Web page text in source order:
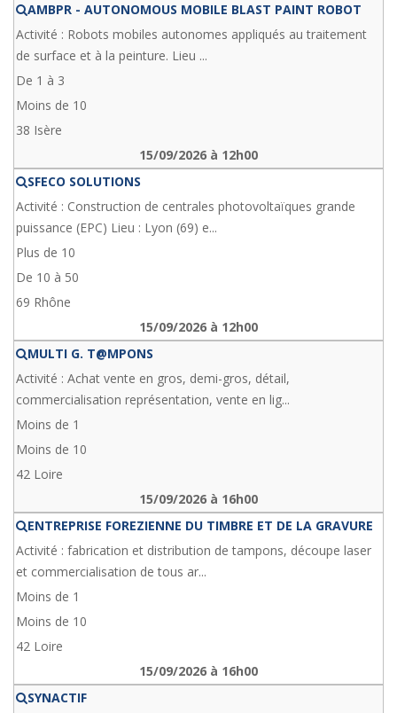
AMBPR - AUTONOMOUS MOBILE BLAST PAINT ROBOT
Activité : Robots mobiles autonomes appliqués au traitement
de surface et à la peinture. Lieu ...
De 1 à 3
Moins de 10
38 Isère
15/09/2026 à 12h00
SFECO SOLUTIONS
Activité : Construction de centrales photovoltaïques grande
puissance (EPC) Lieu : Lyon (69) e...
Plus de 10
De 10 à 50
69 Rhône
15/09/2026 à 12h00
MULTI G. T@MPONS
Activité : Achat vente en gros, demi-gros, détail,
commercialisation représentation, vente en lig...
Moins de 1
Moins de 10
42 Loire
15/09/2026 à 16h00
ENTREPRISE FOREZIENNE DU TIMBRE ET DE LA GRAVURE
Activité : fabrication et distribution de tampons, découpe laser
et commercialisation de tous ar...
Moins de 1
Moins de 10
42 Loire
15/09/2026 à 16h00
SYNACTIF